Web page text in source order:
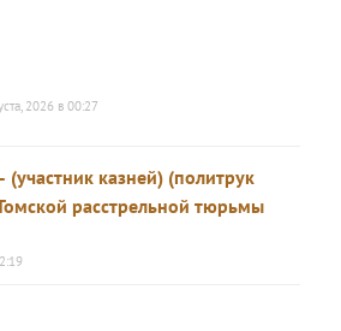
2026 в 00:27
казней) (политрук
расстрельной тюрьмы